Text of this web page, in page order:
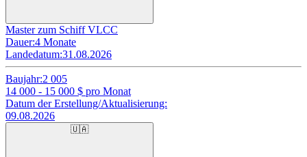
Master zum Schiff VLCC
Dauer:4 Monate
Landedatum:31.08.2026
Baujahr:2 005
14 000 - 15 000 $ pro Monat
Datum der Erstellung/Aktualisierung:
09.08.2026
🇺🇦